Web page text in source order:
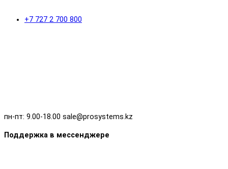
+7 727 2 700 800
пн-пт: 9.00-18.00 sale@prosystems.kz
Поддержка в мессенджере